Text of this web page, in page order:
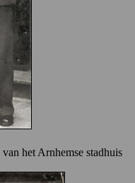
het Arnhemse stadhuis